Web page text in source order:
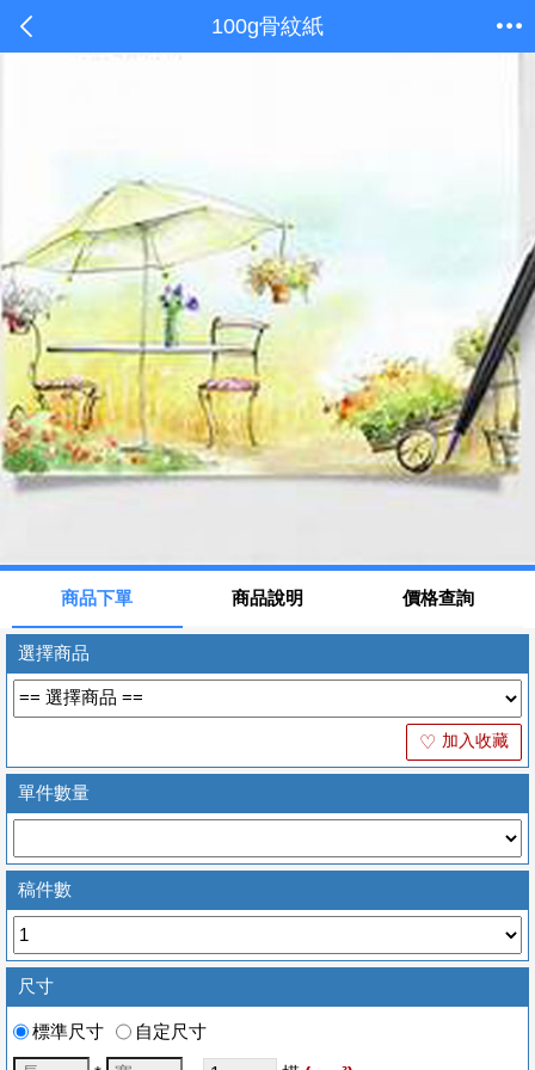
100g骨紋紙
商品下單 商品說明 價格查詢
選擇商品
♡ 加入收藏
單件數量
稿件數
尺寸
標準尺寸 自定尺寸